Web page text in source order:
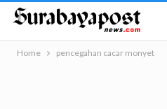
Home pencegahan cacar monyet